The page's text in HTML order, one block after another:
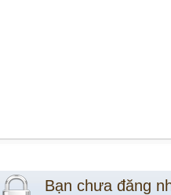
Bạn chưa đăng